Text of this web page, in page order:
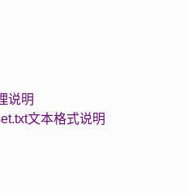
说明
文本格式说明